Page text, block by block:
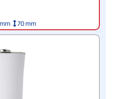
70 mm